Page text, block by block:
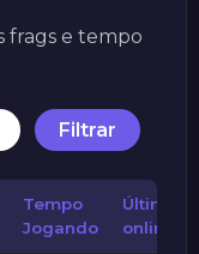
frags e tempo
Filtrar
Tempo
Jogando
Última
online